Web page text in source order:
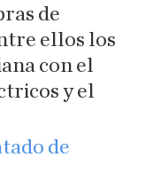
de
ellos los
con el
y el
de